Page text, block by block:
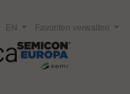
Favoriten verwalten
EN